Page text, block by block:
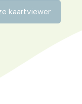
kaartviewer